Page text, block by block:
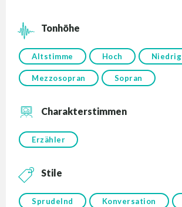
Tonhöhe
Altstimme Hoch Niedrig
Mezzosopran Sopran
Charakterstimmen
Erzähler
Stile
Sprudelnd Konversation